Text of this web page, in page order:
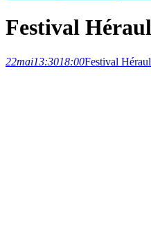
Festival
22mai13:3018:00Festival